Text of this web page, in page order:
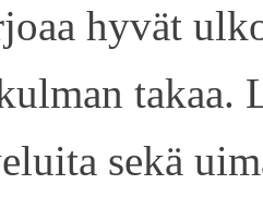
hyvät
sekä